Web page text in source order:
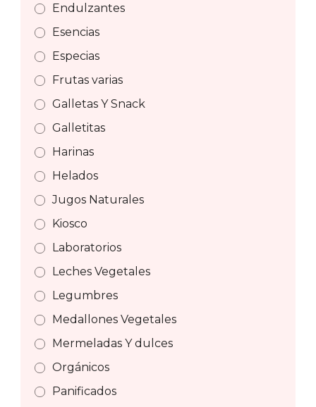
Endulzantes
Esencias
Especias
Frutas varias
Galletas Y Snack
Galletitas
Harinas
Helados
Jugos Naturales
Kiosco
Laboratorios
Leches Vegetales
Legumbres
Medallones Vegetales
Mermeladas Y dulces
Orgánicos
Panificados